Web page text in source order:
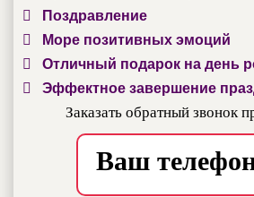
Поздравление
Море позитивных эмоций
Отличный подарок на день
Эффектное завершение
Заказать обратный звонок